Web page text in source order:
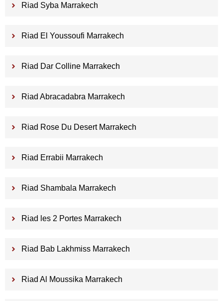
Riad Syba Marrakech
Riad El Youssoufi Marrakech
Riad Dar Colline Marrakech
Riad Abracadabra Marrakech
Riad Rose Du Desert Marrakech
Riad Errabii Marrakech
Riad Shambala Marrakech
Riad les 2 Portes Marrakech
Riad Bab Lakhmiss Marrakech
Riad Al Moussika Marrakech